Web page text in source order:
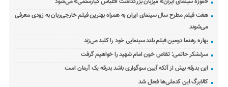
هفت فیلم مطرح سال سینمای ایران به همراه بهترین فیلم خارجی‌زبان به زودی معرفی
می‌شوند
بهاره رهنما دومین فیلم بلند سینمایی خود را کلید می‌زند
سرلشکر حاتمی: تقاص خون امام شهید را خواهیم گرفت
این بدرقه بیش از آنکه آیین سوگواری باشد بدرقه یک آرمان است
کالابرگ این کدملی‌ها فعال شد